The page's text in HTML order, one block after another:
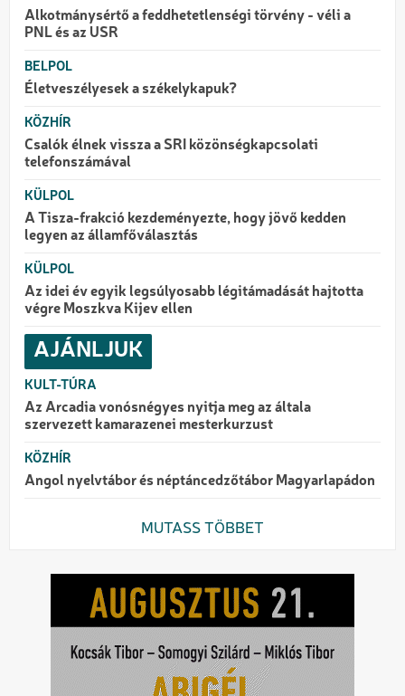
Alkotmánysértő a feddhetetlenségi törvény - véli a
PNL és az USR
BELPOL
Életveszélyesek a székelykapuk?
KÖZHÍR
Csalók élnek vissza a SRI közönségkapcsolati
telefonszámával
KÜLPOL
A Tisza-frakció kezdeményezte, hogy jövő kedden
legyen az államfőválasztás
KÜLPOL
Az idei év egyik legsúlyosabb légitámadását hajtotta
végre Moszkva Kijev ellen
AJÁNLJUK
KULT-TÚRA
Az Arcadia vonósnégyes nyitja meg az általa
szervezett kamarazenei mesterkurzust
KÖZHÍR
Angol nyelvtábor és néptáncedzőtábor Magyarlapádon
MUTASS TÖBBET